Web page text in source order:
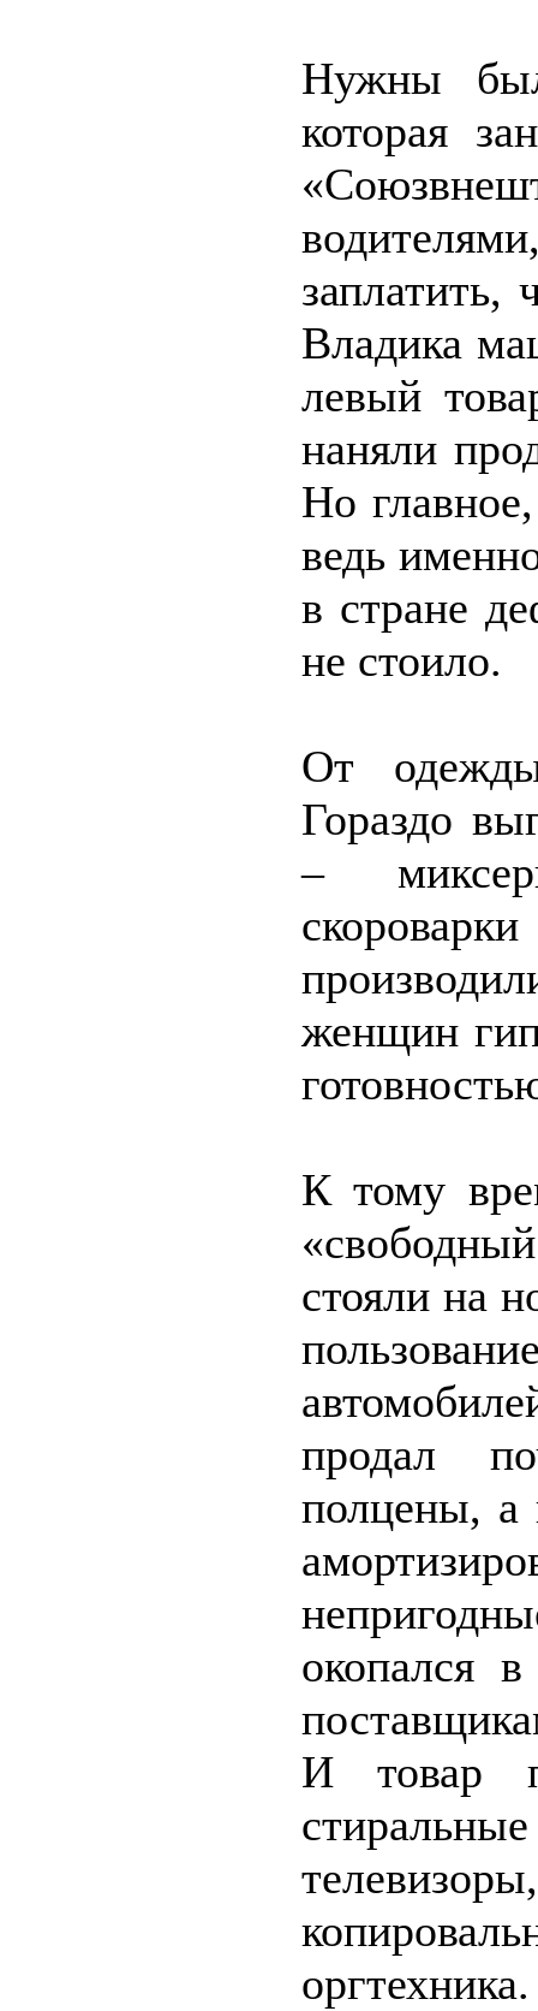
Нужны
которая
заплатить,
Владика
левый
наняли
Но
ведь
в стране
не стоило.
От
Гораздо
–
женщин
К тому
стояли на
продал
полцены, а
окопался
И товар
оргтехника.